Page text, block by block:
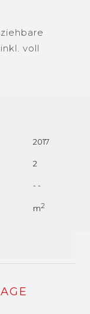
voll
2017
2
- -
m2